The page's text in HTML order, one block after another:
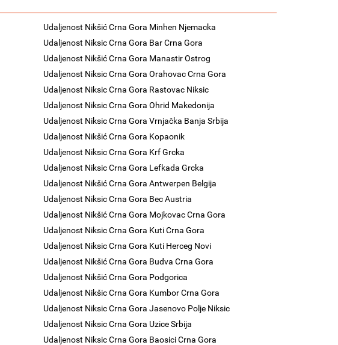
Udaljenost Nikšić Crna Gora Minhen Njemacka
Udaljenost Niksic Crna Gora Bar Crna Gora
Udaljenost Nikšić Crna Gora Manastir Ostrog
Udaljenost Niksic Crna Gora Orahovac Crna Gora
Udaljenost Niksic Crna Gora Rastovac Niksic
Udaljenost Niksic Crna Gora Ohrid Makedonija
Udaljenost Niksic Crna Gora Vrnjačka Banja Srbija
Udaljenost Nikšić Crna Gora Kopaonik
Udaljenost Niksic Crna Gora Krf Grcka
Udaljenost Niksic Crna Gora Lefkada Grcka
Udaljenost Nikšić Crna Gora Antwerpen Belgija
Udaljenost Niksic Crna Gora Bec Austria
Udaljenost Nikšić Crna Gora Mojkovac Crna Gora
Udaljenost Niksic Crna Gora Kuti Crna Gora
Udaljenost Niksic Crna Gora Kuti Herceg Novi
Udaljenost Nikšić Crna Gora Budva Crna Gora
Udaljenost Nikšić Crna Gora Podgorica
Udaljenost Nikšic Crna Gora Kumbor Crna Gora
Udaljenost Niksic Crna Gora Jasenovo Polje Niksic
Udaljenost Niksic Crna Gora Uzice Srbija
Udaljenost Niksic Crna Gora Baosici Crna Gora